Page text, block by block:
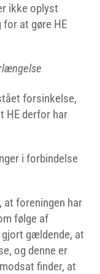
ikke oplyst
at gøre HE
forsinkelse,
HE derfor har
i forbindelse
at foreningen har
følge af
gældende, at
og denne er
finder, at